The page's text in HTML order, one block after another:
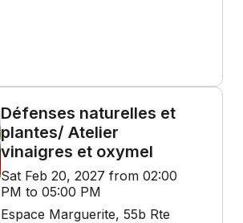
Défenses naturelles et
plantes/ Atelier
vinaigres et oxymel
Sat Feb 20, 2027 from 02:00
PM to 05:00 PM
Espace Marguerite, 55b Rte